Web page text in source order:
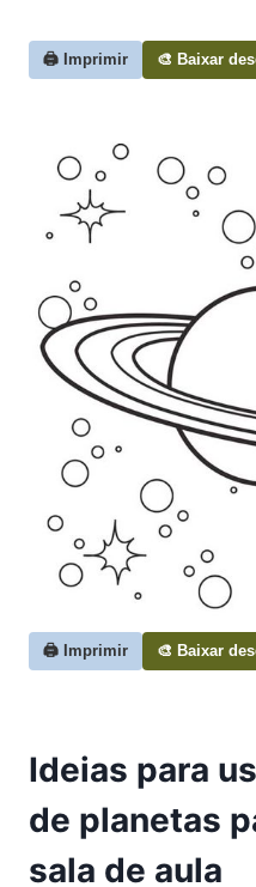
🖨️ Imprimir 🎨 Baixar
🖨️ Imprimir 🎨 Baixar
Ideias para
de planetas
sala de aula